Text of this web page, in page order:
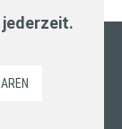
jederzeit.